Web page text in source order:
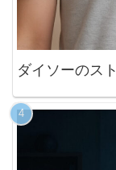
ダイソーのス